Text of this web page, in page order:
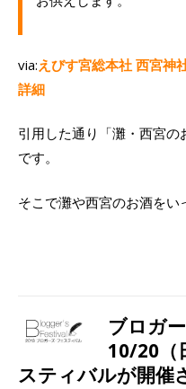
via:えびす宮総本社 西宮
詳細
引用した通り「灘・西宮の
です。
そこで灘や西宮のお酒をい
ブロガ
10/20（
スティバルが開催